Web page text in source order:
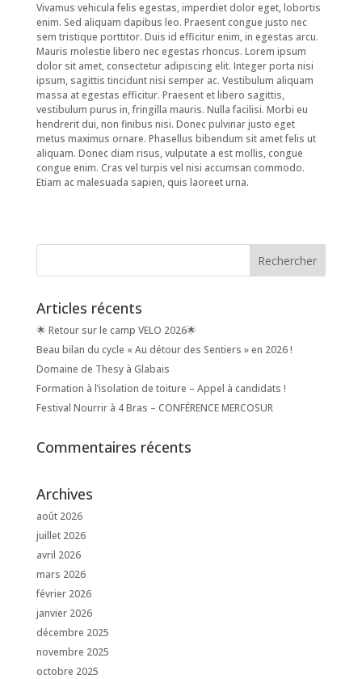
Vivamus vehicula felis egestas, imperdiet dolor eget, lobortis
enim. Sed aliquam dapibus leo. Praesent congue justo nec
sem tristique porttitor. Duis id efficitur enim, in egestas arcu.
Mauris molestie libero nec egestas rhoncus. Lorem ipsum
dolor sit amet, consectetur adipiscing elit. Integer porta nisi
ipsum, sagittis tincidunt nisi semper ac. Vestibulum aliquam
massa at egestas efficitur. Praesent et libero sagittis,
vestibulum purus in, fringilla mauris. Nulla facilisi. Morbi eu
hendrerit dui, non finibus nisi. Donec pulvinar justo eget
metus maximus ornare. Phasellus bibendum sit amet felis ut
aliquam. Donec diam risus, vulputate a est mollis, congue
congue enim. Cras vel turpis vel nisi accumsan commodo.
Etiam ac malesuada sapien, quis laoreet urna.
Articles récents
🌟 Retour sur le camp VELO 2026🌟
Beau bilan du cycle « Au détour des Sentiers » en 2026 !
Domaine de Thesy à Glabais
Formation à l’isolation de toiture – Appel à candidats !
Festival Nourrir à 4 Bras – CONFÉRENCE MERCOSUR
Commentaires récents
Archives
août 2026
juillet 2026
avril 2026
mars 2026
février 2026
janvier 2026
décembre 2025
novembre 2025
octobre 2025